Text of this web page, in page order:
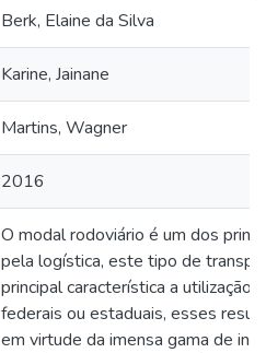
Berk, Elaine da Silva
Karine, Jainane
Martins, Wagner
2016
O modal rodoviário é um dos
pela logística, este tipo de
principal característica a utilização
federais ou estaduais, esses
em virtude da imensa gama de